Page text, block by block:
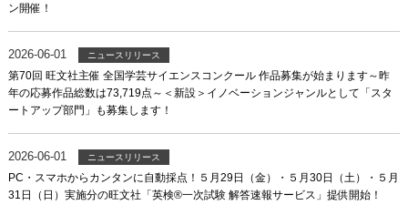
ン開催！
2026-06-01 ニュースリリース
第70回 旺文社主催 全国学芸サイエンスコンクール 作品募集が始まります～昨
年の応募作品総数は73,719点～＜新設＞イノベーションジャンルとして「スタ
ートアップ部門」も募集します！
2026-06-01 ニュースリリース
PC・スマホからカンタンに自動採点！５月29日（金）・５月30日（土）・５月
31日（日）実施分の旺文社「英検®一次試験 解答速報サービス」提供開始！